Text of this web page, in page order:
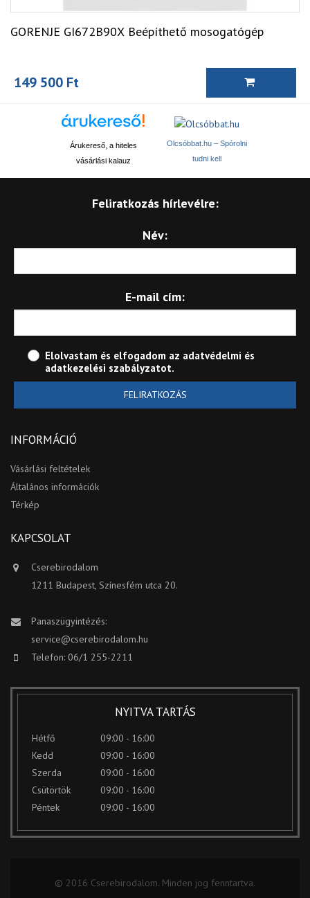
GORENJE GI672B90X Beépíthető mosogatógép
149 500 Ft
Árukereső, a hiteles
vásárlási kalauz
Olcsóbbat.hu – Spórolni
tudni kell
Feliratkozás hírlevélre:
Név:
E-mail cím:
Elolvastam és elfogadom az adatvédelmi és
adatkezelési szabályzatot.
FELIRATKOZÁS
INFORMÁCIÓ
Vásárlási feltételek
Általános információk
Térkép
KAPCSOLAT
Cserebirodalom
1211 Budapest, Színesfém utca 20.
Panaszügyintézés:
service@cserebirodalom.hu
Telefon: 06/1 255-2211
NYITVA TARTÁS
Hétfő
09:00 - 16:00
Kedd
09:00 - 16:00
Szerda
09:00 - 16:00
Csütörtök
09:00 - 16:00
Péntek
09:00 - 16:00
© 2016 Cserebirodalom. Minden jog fenntartva.